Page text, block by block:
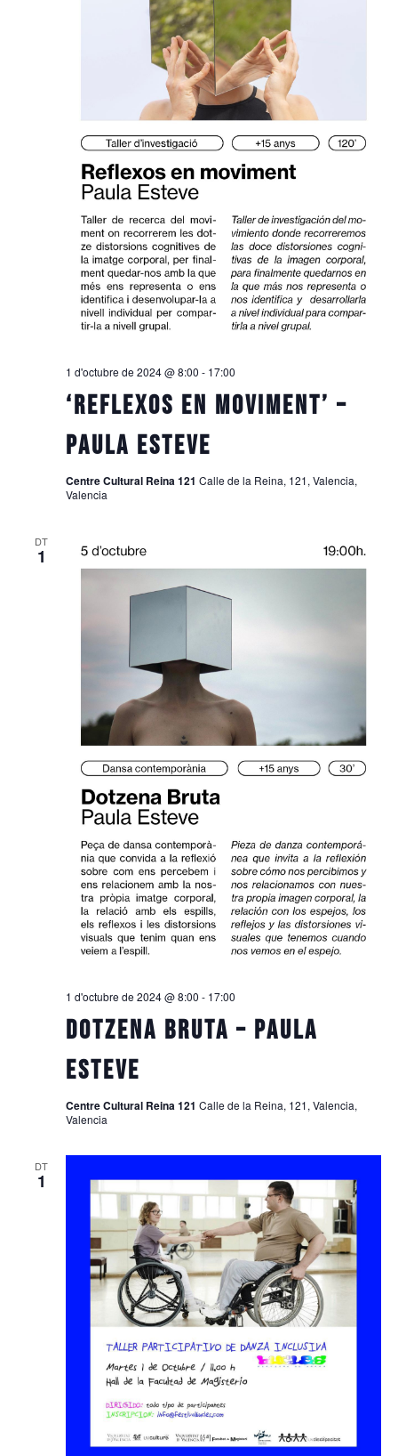
1 d'octubre de 2024 @ 8:00 - 17:00
‘Reflexos en moviment’ –
Paula Esteve
Centre Cultural Reina 121 Calle de la Reina, 121, Valencia,
Valencia
DT
1
1 d'octubre de 2024 @ 8:00 - 17:00
Dotzena Bruta – Paula
Esteve
Centre Cultural Reina 121 Calle de la Reina, 121, Valencia,
Valencia
DT
1